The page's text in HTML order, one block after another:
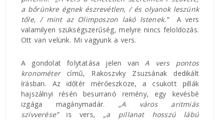
a bőrünkre égnek észrevétlen, / és olyanok leszünk
tőle, / mint az Olimposzon lakó Istenek.”
A vers
valamilyen szükségszerűség, melyre nincs feloldozás.
Ott van velünk. Mi vagyunk a vers.
A gondolat folytatása jelen van A vers pontos
kronométer című, Rakoszvky Zsuzsának dedikált
írásban. Az időtér mérőeszköze, a csukott pillák
hajszálnyi résén besurranó remény, egy kevésbé
izgága magánymadár. „A város aritmiás
szívverése”is vers, „a pillanat hosszú lábú